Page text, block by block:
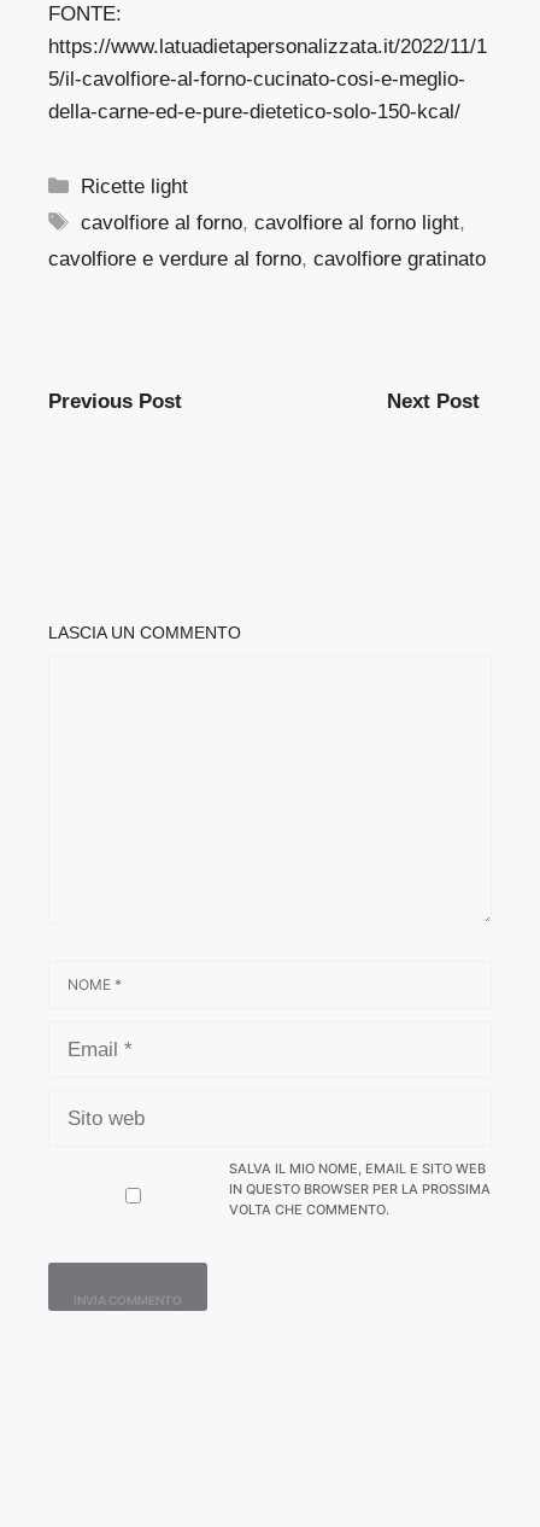
FONTE:
https://www.latuadietapersonalizzata.it/2022/11/1
5/il-cavolfiore-al-forno-cucinato-cosi-e-meglio-
della-carne-ed-e-pure-dietetico-solo-150-kcal/
Categorie
Ricette light
Tag
cavolfiore al forno,cavolfiore al forno light,
cavolfiore e verdure al forno, cavolfiore gratinato
Previous Post Next Post
LASCIA UN COMMENTO
WEB
SALVA IL MIO NOME, EMAIL E SITO WEB
IN QUESTO BROWSER PER LA PROSSIMA
VOLTA CHE COMMENTO.